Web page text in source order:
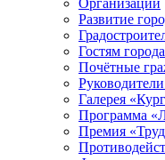
Организации
Развитие
Гостям города
Почётные
Галерея
Программа
Премия